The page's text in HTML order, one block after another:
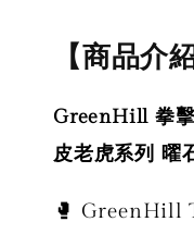
【拳運會
拳擊手套
格鬥專用
退汗味 台
解
【商品介紹
GreenHill 拳
皮老虎系列 曜
🥊 GreenHill